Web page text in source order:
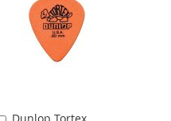
TE
VERGELIJKEN